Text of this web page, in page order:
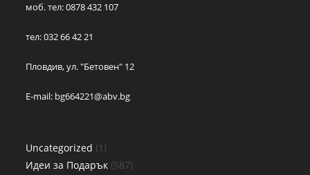
моб. тел: 0878 432 107
тел: 032 66 42 21
Пловдив, ул. "Бетовен" 12
E-mail: bg664221@abv.bg
Uncategorized 1
Идеи за Подарък 587